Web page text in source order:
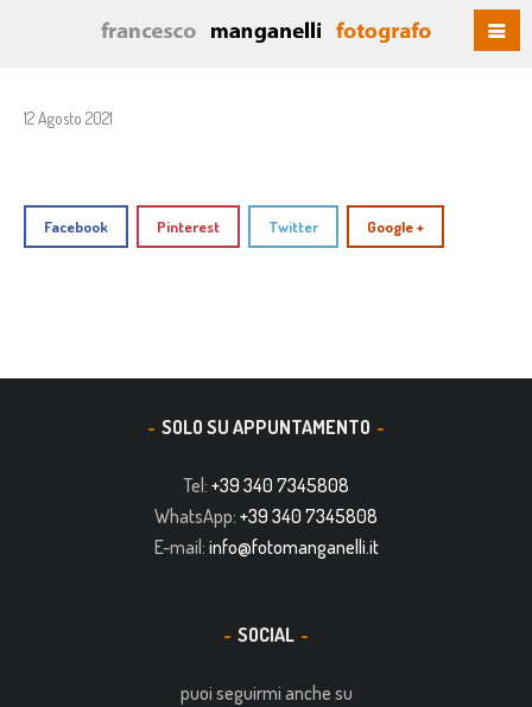
12 Agosto 2021
Facebook Pinterest Twitter Google +
SOLO SU APPUNTAMENTO
Tel: +39 340 7345808
WhatsApp: +39 340 7345808
E-mail: info@fotomanganelli.it
SOCIAL
puoi seguirmi anche su